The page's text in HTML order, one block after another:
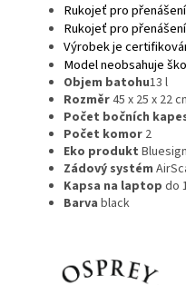
Rukojeť pro
Rukojeť pro přenášení
Výrobek je
Model neobsahuje
Objem batohu13 l
Rozměr45 x 25 x 22
Počet bočních
Počet komor 2
Eko produkt
Zádový systém
Kapsa na laptop do
Barva black